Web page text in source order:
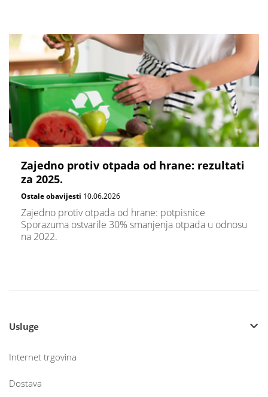
Zajedno protiv otpada od hrane: rezultati
za 2025.
Ostale obavijesti 10.06.2026
Zajedno protiv otpada od hrane: potpisnice
Sporazuma ostvarile 30% smanjenja otpada u odnosu
na 2022.
Usluge
Internet trgovina
Dostava